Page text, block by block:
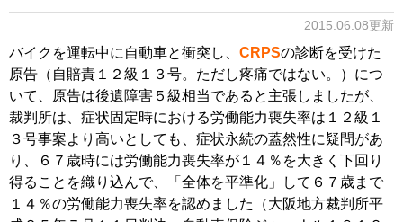
2015.06.08更新
バイクを運転中に自動車と衝突し、 CRPSの診断を受けた
原告（自賠責１２級１３号。ただし疼痛ではない。）につ
いて、原告は後遺障害５級相当であると主張しましたが、
裁判所は、症状固定時における労働能力喪失率は１２級１
３号事案より高いとしても、症状永続の蓋然性に疑問があ
り、６７歳時には労働能力喪失率が１４％を大きく下回り
得ることを織り込んで、「全体を平準化」して６７歳まで
１４％の労働能力喪失率を認めました（大阪地方裁判所平